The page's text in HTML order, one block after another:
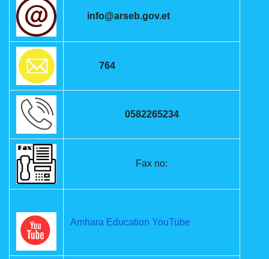
info@arseb.gov.et
764
0582265234
Fax no:
Amhara Education YouTube